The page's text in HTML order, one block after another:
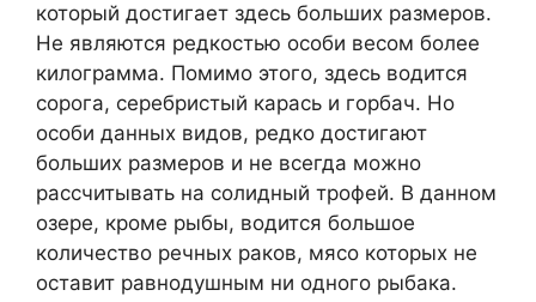
который достигает здесь больших размеров.
Не являются редкостью особи весом более
килограмма. Помимо этого, здесь водится
сорога, серебристый карась и горбач. Но
особи данных видов, редко достигают
больших размеров и не всегда можно
рассчитывать на солидный трофей. В данном
озере, кроме рыбы, водится большое
количество речных раков, мясо которых не
оставит равнодушным ни одного рыбака.